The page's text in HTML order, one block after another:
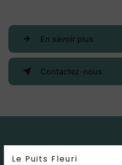
Le Puits Fleuri
En savoir plus
Contactez-nous